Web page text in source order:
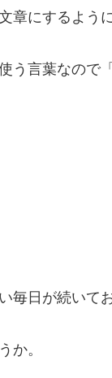
章にするよう
う言葉なので
毎日が続いて
か。